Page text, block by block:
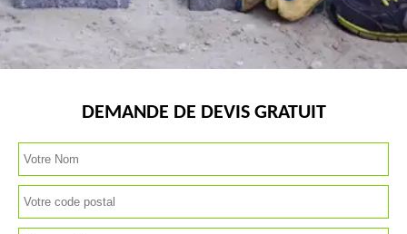
DEMANDE DE DEVIS GRATUIT